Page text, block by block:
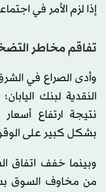
إذا لزم الأمر في
تفاقم مخاطر
وأدى الصراع في
النقدية لبنك
نتيجة ارتفاع
بشكل كبير على
وبينما خفف اتفاق
من مخاوف السوق